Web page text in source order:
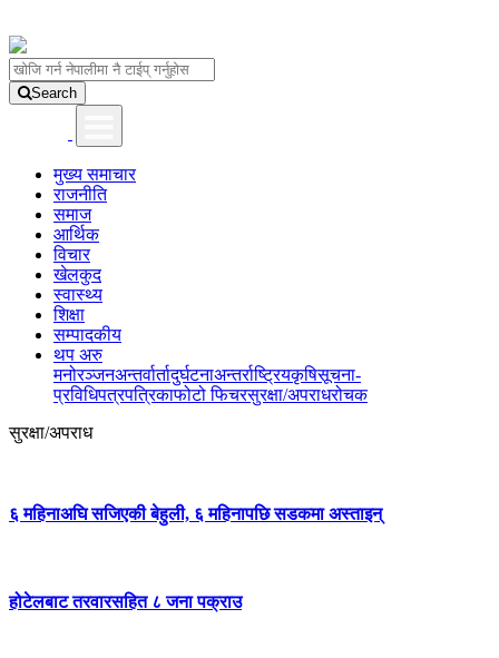
Search
मुख्य समाचार
राजनीति
समाज
आर्थिक
विचार
खेलकुद
स्वास्थ्य
शिक्षा
सम्पादकीय
थप अरु
मनोरञ्जनअन्तर्वार्तादुर्घटनाअन्तर्राष्ट्रियकृषिसूचना-
प्रविधिपत्रपत्रिकाफोटो फिचरसुरक्षा/अपराधरोचक
सुरक्षा/अपराध
६ महिनाअघि सजिएकी बेहुली, ६ महिनापछि सडकमा अस्ताइन्
होटेलबाट तरवारसहित ८ जना पक्राउ